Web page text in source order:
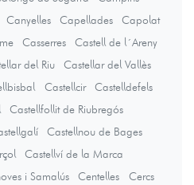
Canyelles Capellades
Capolat
Casserres
Castell de l´Areny
del Riu
Castellar del Vallès
Castellcir
Castelldefels
Castellfollit de Riubregós
Castellnou de Bages
Castellví de la Marca
i Samalús Centelles
Cercs